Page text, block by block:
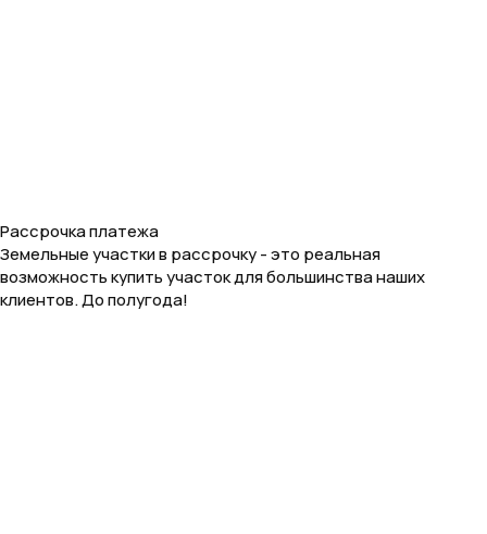
Рассрочка платежа
Земельные участки в рассрочку - это реальная
возможность купить участок для большинства наших
клиентов. До полугода!